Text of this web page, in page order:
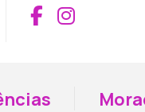
Aceder
Aceder